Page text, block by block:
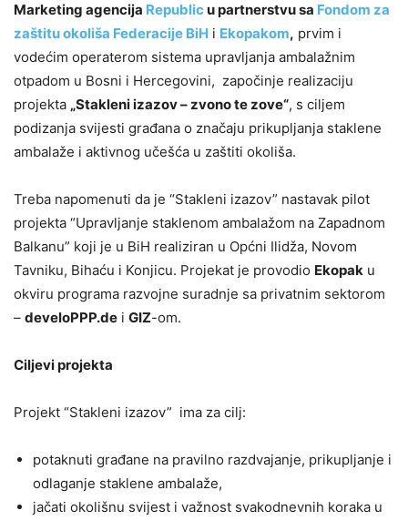
Marketing agencija Republic u partnerstvu sa Fondom za
zaštitu okoliša Federacije BiH i Ekopakom, prvim i
vodećim operaterom sistema upravljanja ambalažnim
otpadom u Bosni i Hercegovini, započinje realizaciju
projekta „Stakleni izazov – zvono te zove“, s ciljem
podizanja svijesti građana o značaju prikupljanja staklene
ambalaže i aktivnog učešća u zaštiti okoliša.
Treba napomenuti da je “Stakleni izazov” nastavak pilot
projekta “Upravljanje staklenom ambalažom na Zapadnom
Balkanu” koji je u BiH realiziran u Općni Ilidža, Novom
Tavniku, Bihaću i Konjicu. Projekat je provodio Ekopak u
okviru programa razvojne suradnje sa privatnim sektorom
– develoPPP.de i GIZ-om.
Ciljevi projekta
Projekt “Stakleni izazov” ima za cilj:
potaknuti građane na pravilno razdvajanje, prikupljanje i
odlaganje staklene ambalaže,
jačati okolišnu svijest i važnost svakodnevnih koraka u